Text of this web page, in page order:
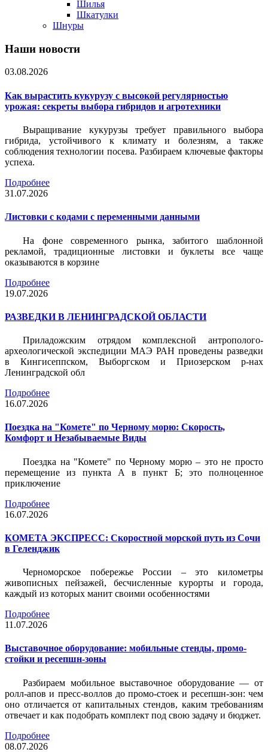
Шилья
Шкатулки
Шнуры
Наши новости
03.08.2026
Как вырастить кукурузу с высокой регулярностью
урожая: секреты выбора гибридов и агротехники
Выращивание кукурузы требует правильного выбора
гибрида, устойчивого к климату и болезням, а также
соблюдения технологии посева. Разбираем ключевые факторы
успеха.
Подробнее
31.07.2026
Листовки c кодами с переменными данными
На фоне современного рынка, забитого шаблонной
рекламой, традиционные листовки и буклеты все чаще
оказываются в корзине
Подробнее
19.07.2026
РАЗВЕДКИ В ЛЕНИНГРАДСКОЙ ОБЛАСТИ
Приладожским отрядом комплексной антрополого-
археологической экспедиции МАЭ РАН проведены разведки
в Кингисеппском, Выборгском и Приозерском р-нах
Ленинградской обл
Подробнее
16.07.2026
Поездка на "Комете" по Черному морю: Скорость,
Комфорт и Незабываемые Виды
Поездка на "Комете" по Черному морю – это не просто
перемещение из пункта А в пункт Б; это полноценное
приключение
Подробнее
16.07.2026
КОМЕТА ЭКСПРЕСС: Скоростной морской путь из Сочи
в Геленджик
Черноморское побережье России – это километры
живописных пейзажей, бесчисленные курорты и города,
каждый из которых манит своими особенностями
Подробнее
11.07.2026
Выставочное оборудование: мобильные стенды, промо-
стойки и ресепшн-зоны
Разбираем мобильное выставочное оборудование — от
ролл-апов и пресс-воллов до промо-стоек и ресепшн-зон: чем
оно отличается от капитальных стендов, каким требованиям
отвечает и как подобрать комплект под свою задачу и бюджет.
Подробнее
08.07.2026